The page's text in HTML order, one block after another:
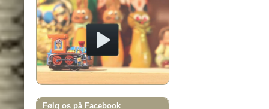
Følg os på Facebook